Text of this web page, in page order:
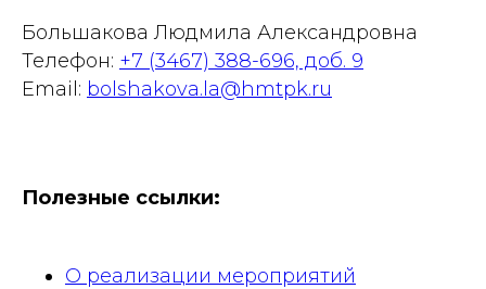
Большакова Людмила Александровна
Телефон: +7 (3467) 388-696, доб. 9
Email: bolshakova.la@hmtpk.ru
Полезные ссылки:
О реализации мероприятий